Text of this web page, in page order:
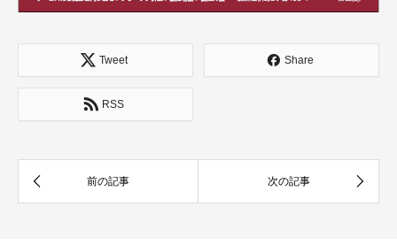
Tweet Share
RSS